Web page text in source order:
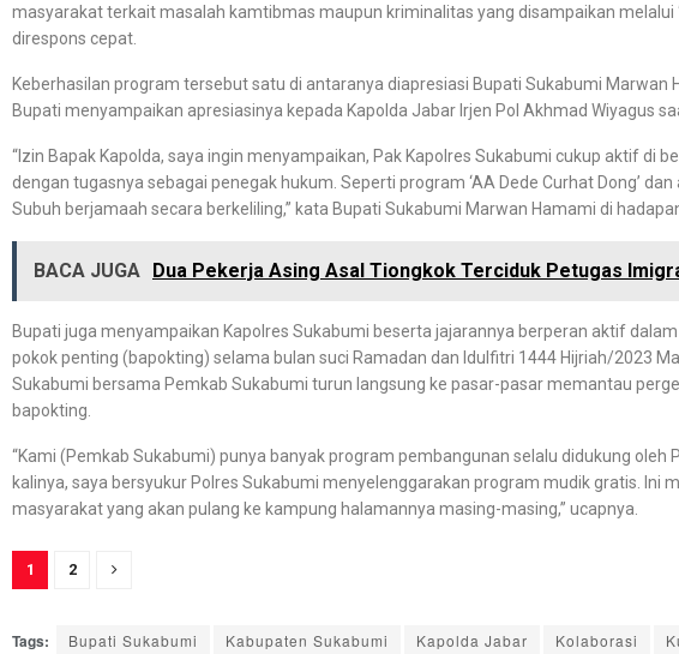
masyarakat terkait masalah kamtibmas maupun kriminalitas yang disampaikan melalui
direspons cepat.
Keberhasilan program tersebut satu di antaranya diapresiasi Bupati Sukabumi Marwan
Bupati menyampaikan apresiasinya kepada Kapolda Jabar Irjen Pol Akhmad Wiyagus
“Izin Bapak Kapolda, saya ingin menyampaikan, Pak Kapolres Sukabumi cukup aktif di
dengan tugasnya sebagai penegak hukum. Seperti program ‘AA Dede Curhat Dong’
Subuh berjamaah secara berkeliling,” kata Bupati Sukabumi Marwan Hamami di
BACA JUGA Dua Pekerja Asing Asal Tiongkok Terciduk Petugas
Bupati juga menyampaikan Kapolres Sukabumi beserta jajarannya berperan aktif
pokok penting (bapokting) selama bulan suci Ramadan dan Idulfitri 1444 Hijriah/2023
Sukabumi bersama Pemkab Sukabumi turun langsung ke pasar-pasar memantau
bapokting.
“Kami (Pemkab Sukabumi) punya banyak program pembangunan selalu didukung oleh
kalinya, saya bersyukur Polres Sukabumi menyelenggarakan program mudik gratis. Ini
masyarakat yang akan pulang ke kampung halamannya masing-masing,” ucapnya.
1 2
Tags: Bupati Sukabumi Kabupaten Sukabumi Kapolda Jabar Kolaborasi